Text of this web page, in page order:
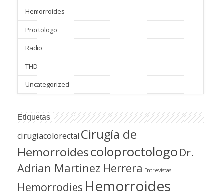
Hemorroides
Proctologo
Radio
THD
Uncategorized
Etiquetas
cirugiacolorectal Cirugía de
Hemorroidescoloproctologo Dr.
Adrian Martinez Herrera Entrevistas
Hemorrodies Hemorroides